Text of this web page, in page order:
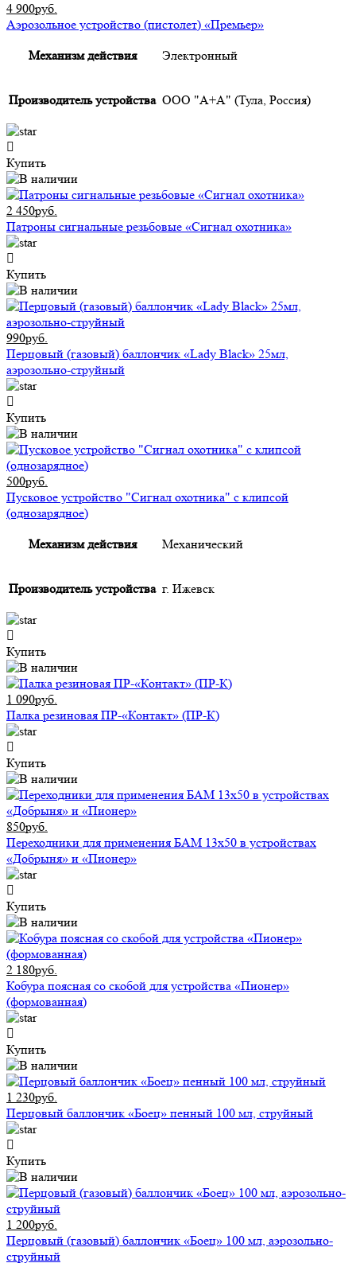
4 900руб.
Аэрозольное устройство (пистолет) «Премьер»
Механизм действия Электронный
Производитель устройства ООО "А+А" (Тула, Россия)
Купить
2 450руб.
Патроны сигнальные резьбовые «Сигнал охотника»
Купить
990руб.
Перцовый (газовый) баллончик «Lady Black» 25мл,
аэрозольно-струйный
Купить
500руб.
Пусковое устройство "Сигнал охотника" с клипсой
(однозарядное)
Механизм действия Механический
Производитель устройства г. Ижевск
Купить
1 090руб.
Палка резиновая ПР-«Контакт» (ПР-К)
Купить
850руб.
Переходники для применения БАМ 13x50 в устройствах
«Добрыня» и «Пионер»
Купить
2 180руб.
Кобура поясная со скобой для устройства «Пионер»
(формованная)
Купить
1 230руб.
Перцовый баллончик «Боец» пенный 100 мл, струйный
Купить
1 200руб.
Перцовый (газовый) баллончик «Боец» 100 мл, аэрозольно-
струйный